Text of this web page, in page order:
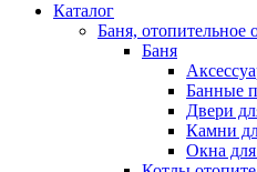
Каталог
Баня, отопительное
Баня
Банные
Двери
Камни
Окна для